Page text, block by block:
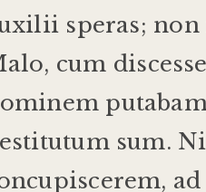
speras; non
, cum
sum.
, ad